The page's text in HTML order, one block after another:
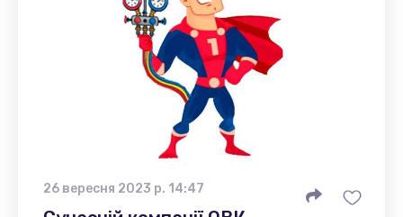
26 вересня 2023 р. 14:47